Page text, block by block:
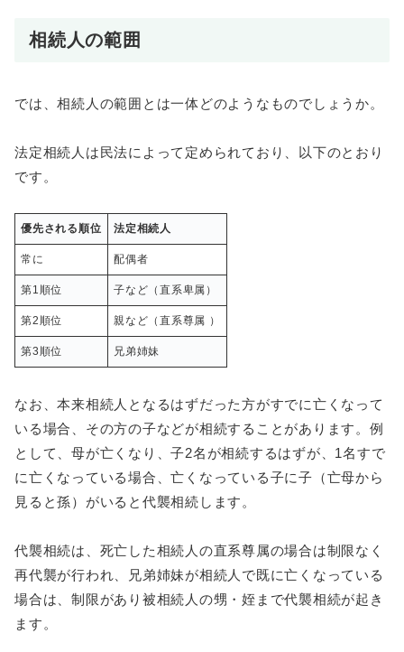
相続人の範囲
では、相続人の範囲とは一体どのようなものでしょうか。
法定相続人は民法によって定められており、以下のとおり
です。
優先される順位 法定相続人
常に 配偶者
第1順位 子など（直系卑属）
第2順位 親など（直系尊属 ）
第3順位 兄弟姉妹
なお、本来相続人となるはずだった方がすでに亡くなって
いる場合、その方の子などが相続することがあります。例
として、母が亡くなり、子2名が相続するはずが、1名すで
に亡くなっている場合、亡くなっている子に子（亡母から
見ると孫）がいると代襲相続します。
代襲相続は、死亡した相続人の直系尊属の場合は制限なく
再代襲が行われ、兄弟姉妹が相続人で既に亡くなっている
場合は、制限があり被相続人の甥・姪まで代襲相続が起き
ます。